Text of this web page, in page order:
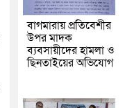
বাগমারায় প্রতিবেশীর
উপর মাদক
ব্যবসায়ীদের হামলা ও
ছিনতাইয়ের অভিযোগ